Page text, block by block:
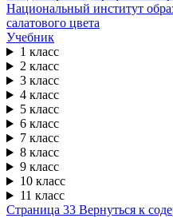
Учебник
1 класс
2 класс
3 класс
4 класс
5 класс
6 класс
7 класс
8 класс
9 класс
10 класс
11 класс
Страница 33 Вернуться к